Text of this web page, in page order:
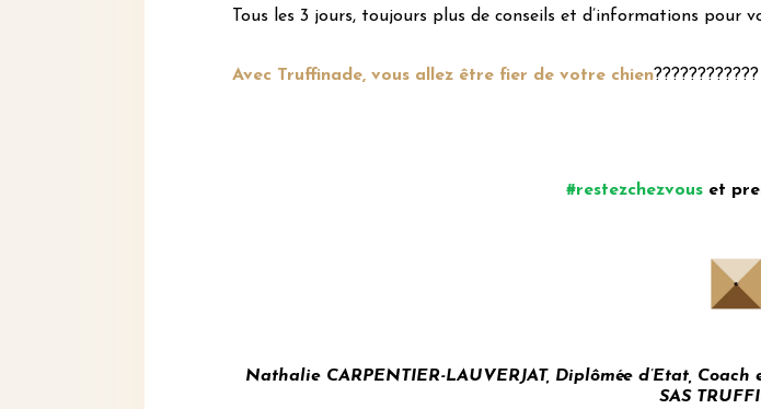
Tous les 3 jours, toujours plus de conseils et d’informations
Avec Truffinade, vous allez être fier de votre chien????????????
#restezchezvouset
Nathalie CARPENTIER-LAUVERJAT, Diplômée d’Etat,
SAS